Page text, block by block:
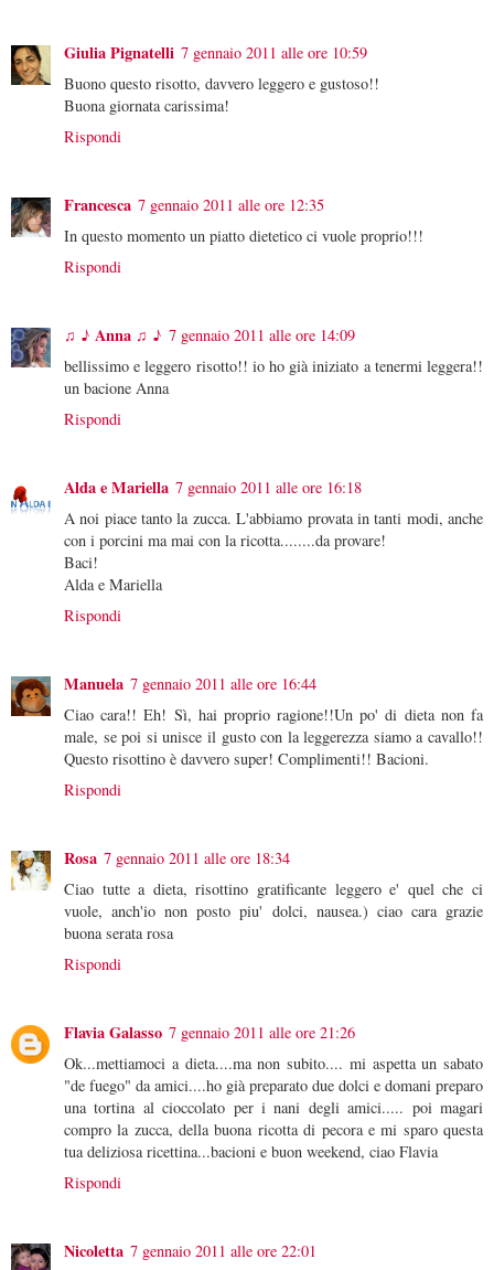
Giulia Pignatelli 7 gennaio 2011 alle ore 10:59
Buono questo risotto, davvero leggero e gustoso!!
Buona giornata carissima!
Rispondi
Francesca 7 gennaio 2011 alle ore 12:35
In questo momento un piatto dietetico ci vuole proprio!!!
Rispondi
♫ ♪ Anna ♫ ♪ 7 gennaio 2011 alle ore 14:09
bellissimo e leggero risotto!! io ho già iniziato a tenermi leggera!!
un bacione Anna
Rispondi
Alda e Mariella 7 gennaio 2011 alle ore 16:18
A noi piace tanto la zucca. L'abbiamo provata in tanti modi, anche
con i porcini ma mai con la ricotta........da provare!
Baci!
Alda e Mariella
Rispondi
Manuela 7 gennaio 2011 alle ore 16:44
Ciao cara!! Eh! Sì, hai proprio ragione!!Un po' di dieta non fa
male, se poi si unisce il gusto con la leggerezza siamo a cavallo!!
Questo risottino è davvero super! Complimenti!! Bacioni.
Rispondi
Rosa 7 gennaio 2011 alle ore 18:34
Ciao tutte a dieta, risottino gratificante leggero e' quel che ci
vuole, anch'io non posto piu' dolci, nausea.) ciao cara grazie
buona serata rosa
Rispondi
Flavia Galasso 7 gennaio 2011 alle ore 21:26
Ok...mettiamoci a dieta....ma non subito.... mi aspetta un sabato
"de fuego" da amici....ho già preparato due dolci e domani preparo
una tortina al cioccolato per i nani degli amici..... poi magari
compro la zucca, della buona ricotta di pecora e mi sparo questa
tua deliziosa ricettina...bacioni e buon weekend, ciao Flavia
Rispondi
Nicoletta 7 gennaio 2011 alle ore 22:01